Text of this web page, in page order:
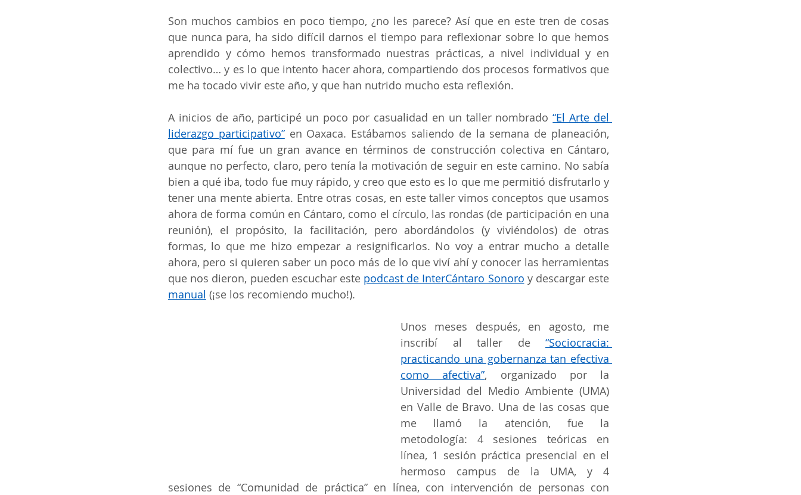
Son muchos cambios en poco tiempo, ¿no les parece? Así que en este tren de cosas
que nunca para, ha sido difícil darnos el tiempo para reflexionar sobre lo que hemos
aprendido y cómo hemos transformado nuestras prácticas, a nivel individual y en
colectivo… y es lo que intento hacer ahora, compartiendo dos procesos formativos que
me ha tocado vivir este año, y que han nutrido mucho esta reflexión.
A inicios de año, participé un poco por casualidad en un taller nombrado “El Arte del
liderazgo participativo” en Oaxaca. Estábamos saliendo de la semana de planeación,
que para mí fue un gran avance en términos de construcción colectiva en Cántaro,
aunque no perfecto, claro, pero tenía la motivación de seguir en este camino. No sabía
bien a qué iba, todo fue muy rápido, y creo que esto es lo que me permitió disfrutarlo y
tener una mente abierta. Entre otras cosas, en este taller vimos conceptos que usamos
ahora de forma común en Cántaro, como el círculo, las rondas (de participación en una
reunión), el propósito, la facilitación, pero abordándolos (y viviéndolos) de otras
formas, lo que me hizo empezar a resignificarlos. No voy a entrar mucho a detalle
ahora, pero si quieren saber un poco más de lo que viví ahí y conocer las herramientas
que nos dieron, pueden escuchar este podcast de InterCántaro Sonoro
manual (¡se los recomiendo mucho!).
Unos meses después, en agosto, me
inscribí al taller de “Sociocracia:
practicando una gobernanza tan efectiva
como afectiva”, organizado por la
Universidad del Medio Ambiente (UMA)
en Valle de Bravo. Una de las cosas que
me llamó la atención, fue la
metodología: 4 sesiones teóricas en
línea, 1 sesión práctica presencial en el
hermoso campus de la UMA, y 4
sesiones de “Comunidad de práctica” en línea, con intervención de personas con